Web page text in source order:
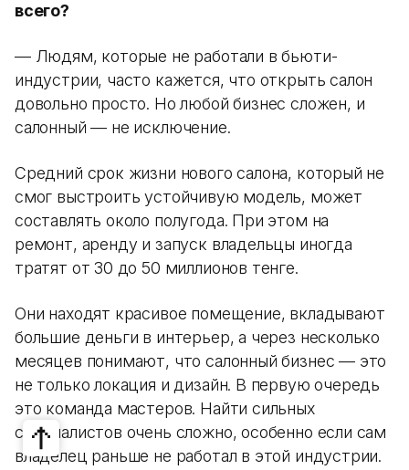
всего?
— Людям, которые не работали в бьюти-
индустрии, часто кажется, что открыть салон
довольно просто. Но любой бизнес сложен, и
салонный — не исключение.
Средний срок жизни нового салона, который не
смог выстроить устойчивую модель, может
составлять около полугода. При этом на
ремонт, аренду и запуск владельцы иногда
тратят от 30 до 50 миллионов тенге.
Они находят красивое помещение, вкладывают
большие деньги в интерьер, а через несколько
месяцев понимают, что салонный бизнес — это
не только локация и дизайн. В первую очередь
это команда мастеров. Найти сильных
специалистов очень сложно, особенно если сам
владелец раньше не работал в этой индустрии.